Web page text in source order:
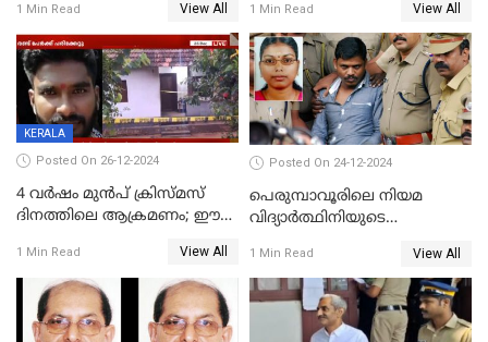
1 Min Read View All 1 Min Read View All
KERALA
Posted On 26-12-2024
4 വർഷം മുൻപ് ക്രിസ്മസ്
ദിനത്തിലെ ആക്രമണം; ഈ
ചോദിക്കാനെത്തി, 2 പേർ
കുത്തേറ്റു മരിച്ചു
1 Min Read View All
Posted On 24-12-2024
പെരുമ്പാവൂരിലെ നിയമ
വിദ്യാര്‍ത്ഥിനിയുടെ
അമീറുള്‍ ഇസ്ലാമിന്റെ
മനോനിലയില്‍ കുഴപ്പമില്ലെന്ന്
റിപ്പോര്‍ട്ട്
1 Min Read View All